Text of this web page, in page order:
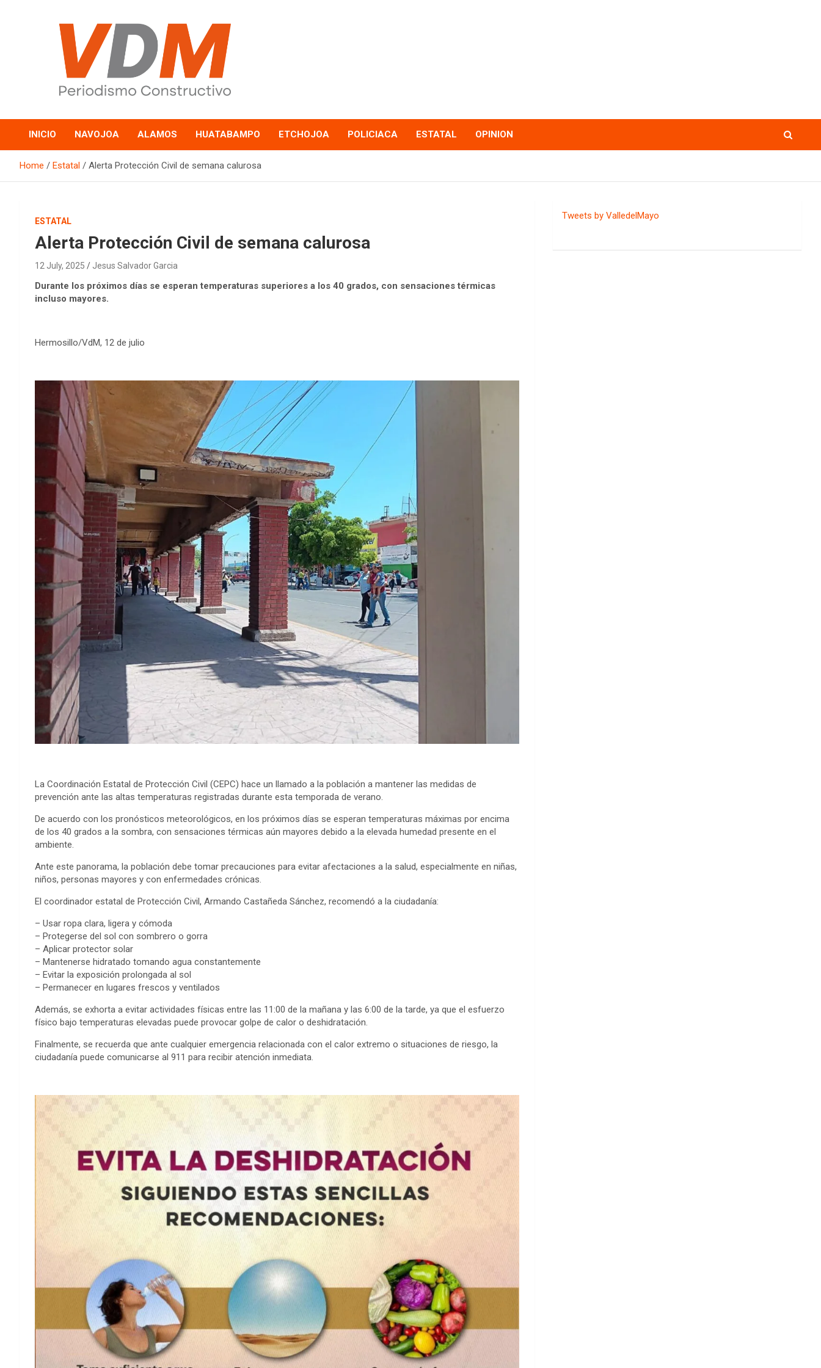
valledelmayo.com
INICIO NAVOJOA ALAMOS HUATABAMPO ETCHOJOA POLICIACA ESTATAL OPINION
Home Estatal Alerta Protección Civil de semana calurosa
ESTATAL
Alerta Protección Civil de semana calurosa
12 July, 2025 Jesus Salvador Garcia
Durante los próximos días se esperan temperaturas superiores a los 40 grados, con sensaciones térmicas
incluso mayores.
Hermosillo/VdM, 12 de julio
La Coordinación Estatal de Protección Civil (CEPC) hace un llamado a la población a mantener las medidas de
prevención ante las altas temperaturas registradas durante esta temporada de verano.
De acuerdo con los pronósticos meteorológicos, en los próximos días se esperan temperaturas máximas por encima
de los 40 grados a la sombra, con sensaciones térmicas aún mayores debido a la elevada humedad presente en el
ambiente.
Ante este panorama, la población debe tomar precauciones para evitar afectaciones a la salud, especialmente en niñas,
niños, personas mayores y con enfermedades crónicas.
El coordinador estatal de Protección Civil, Armando Castañeda Sánchez, recomendó a la ciudadanía:
– Usar ropa clara, ligera y cómoda
– Protegerse del sol con sombrero o gorra
– Aplicar protector solar
– Mantenerse hidratado tomando agua constantemente
– Evitar la exposición prolongada al sol
– Permanecer en lugares frescos y ventilados
Además, se exhorta a evitar actividades físicas entre las 11:00 de la mañana y las 6:00 de la tarde, ya que el esfuerzo
físico bajo temperaturas elevadas puede provocar golpe de calor o deshidratación.
Finalmente, se recuerda que ante cualquier emergencia relacionada con el calor extremo o situaciones de riesgo, la
ciudadanía puede comunicarse al 911 para recibir atención inmediata.
Tweets by ValledelMayo